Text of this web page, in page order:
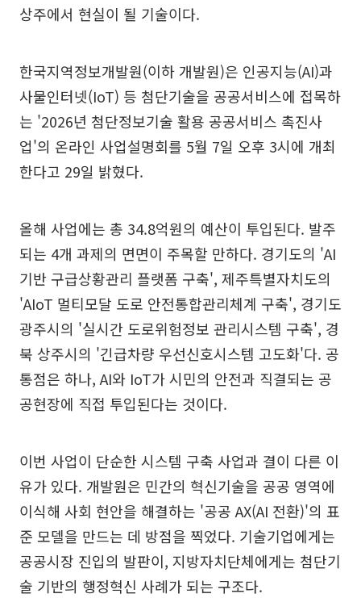
상주에서 현실이 될 기술이다.
한국지역정보개발원(이하 개발원)은 인공지능(AI)과
사물인터넷(IoT) 등 첨단기술을 공공서비스에 접목하
는 '2026년 첨단정보기술 활용 공공서비스 촉진사
업'의 온라인 사업설명회를 5월 7일 오후 3시에 개최
한다고 29일 밝혔다.
올해 사업에는 총 34.8억원의 예산이 투입된다. 발주
되는 4개 과제의 면면이 주목할 만하다. 경기도의 'AI
기반 구급상황관리 플랫폼 구축', 제주특별자치도의
'AIoT 멀티모달 도로 안전통합관리체계 구축', 경기도
광주시의 '실시간 도로위험정보 관리시스템 구축', 경
북 상주시의 '긴급차량 우선신호시스템 고도화'다. 공
통점은 하나, AI와 IoT가 시민의 안전과 직결되는 공
공현장에 직접 투입된다는 것이다.
이번 사업이 단순한 시스템 구축 사업과 결이 다른 이
유가 있다. 개발원은 민간의 혁신기술을 공공 영역에
이식해 사회 현안을 해결하는 '공공 AX(AI 전환)'의 표
준 모델을 만드는 데 방점을 찍었다. 기술기업에게는
공공시장 진입의 발판이, 지방자치단체에게는 첨단기
술 기반의 행정혁신 사례가 되는 구조다.